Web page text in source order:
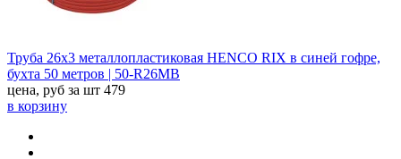
Труба 26х3 металлопластиковая HENCO RIX в синей гофре,
бухта 50 метров | 50-R26MB
цена, руб за шт 479
в корзину